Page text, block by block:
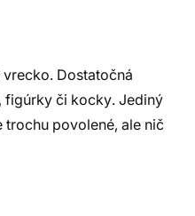
Dostatočná
figúrky či kocky. Jediný
trochu povolené, ale nič